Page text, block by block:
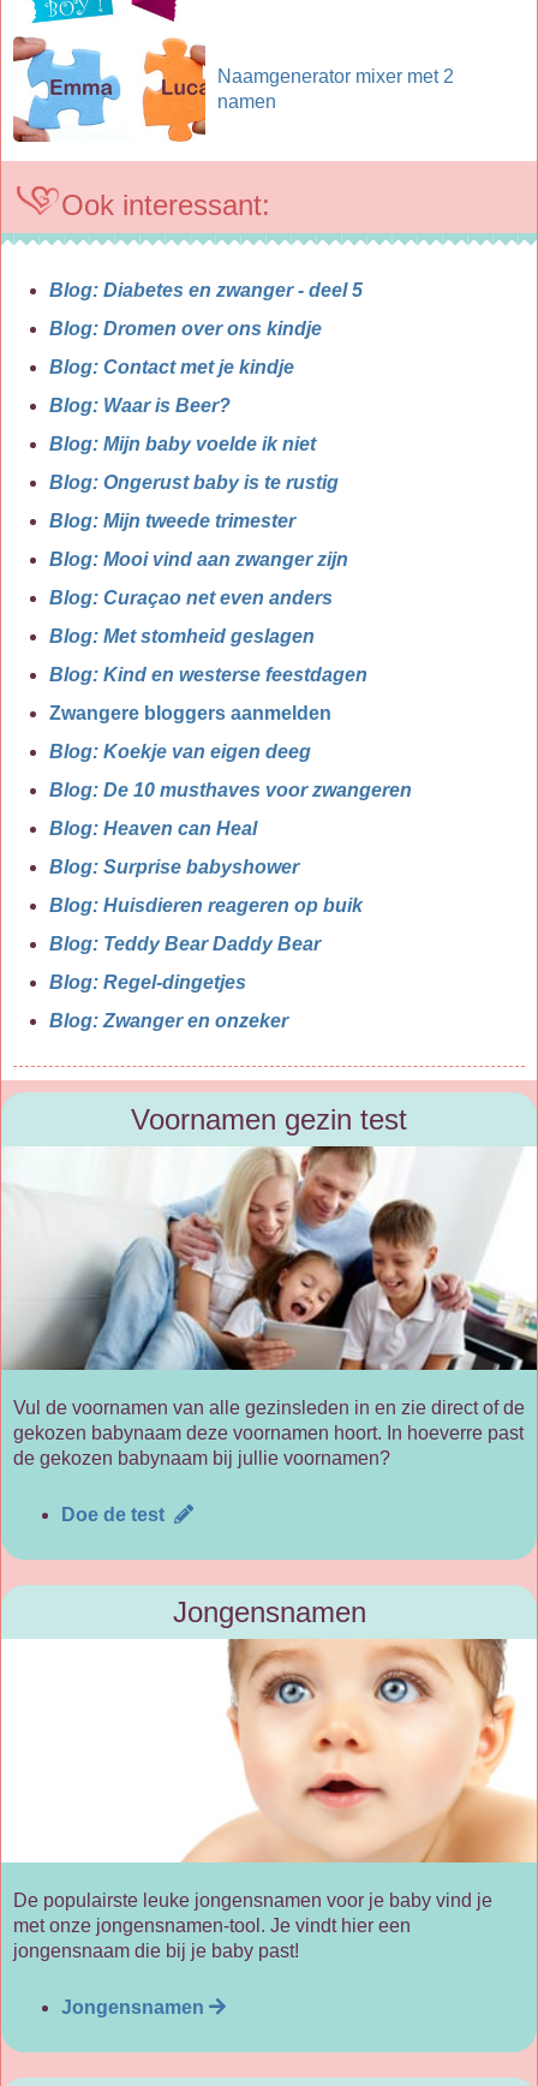
Naamgenerator mixer met 2
namen
Ook interessant:
Blog: Diabetes en zwanger - deel 5
Blog: Dromen over ons kindje
Blog: Contact met je kindje
Blog: Waar is Beer?
Blog: Mijn baby voelde ik niet
Blog: Ongerust baby is te rustig
Blog: Mijn tweede trimester
Blog: Mooi vind aan zwanger zijn
Blog: Curaçao net even anders
Blog: Met stomheid geslagen
Blog: Kind en westerse feestdagen
Zwangere bloggers aanmelden
Blog: Koekje van eigen deeg
Blog: De 10 musthaves voor zwangeren
Blog: Heaven can Heal
Blog: Surprise babyshower
Blog: Huisdieren reageren op buik
Blog: Teddy Bear Daddy Bear
Blog: Regel-dingetjes
Blog: Zwanger en onzeker
Voornamen gezin test
Vul de voornamen van alle gezinsleden in en zie direct of de
gekozen babynaam deze voornamen hoort. In hoeverre past
de gekozen babynaam bij jullie voornamen?
Doe de test
Jongensnamen
De populairste leuke jongensnamen voor je baby vind je
met onze jongensnamen-tool. Je vindt hier een
jongensnaam die bij je baby past!
Jongensnamen